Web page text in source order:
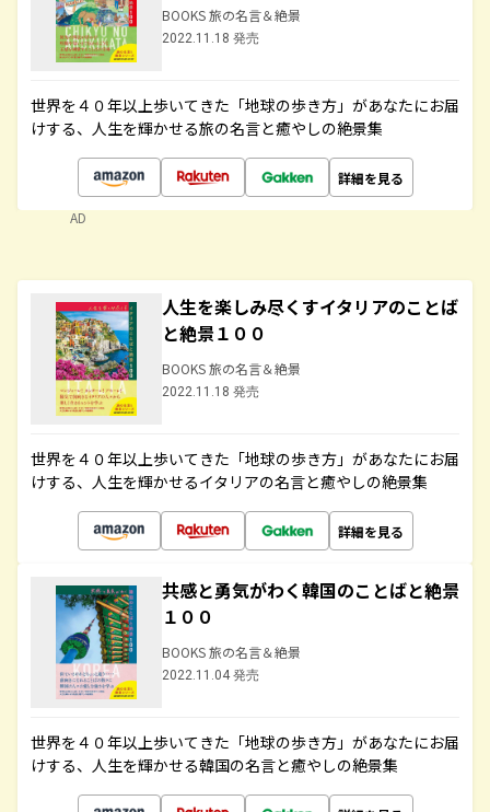
BOOKS 旅の名言＆絶景
2022.11.18 発売
世界を４０年以上歩いてきた「地球の歩き方」があなたにお届
けする、人生を輝かせる旅の名言と癒やしの絶景集
詳細を見る
AD
人生を楽しみ尽くすイタリアのことば
と絶景１００
BOOKS 旅の名言＆絶景
2022.11.18 発売
世界を４０年以上歩いてきた「地球の歩き方」があなたにお届
けする、人生を輝かせるイタリアの名言と癒やしの絶景集
詳細を見る
共感と勇気がわく韓国のことばと絶景
１００
BOOKS 旅の名言＆絶景
2022.11.04 発売
世界を４０年以上歩いてきた「地球の歩き方」があなたにお届
けする、人生を輝かせる韓国の名言と癒やしの絶景集